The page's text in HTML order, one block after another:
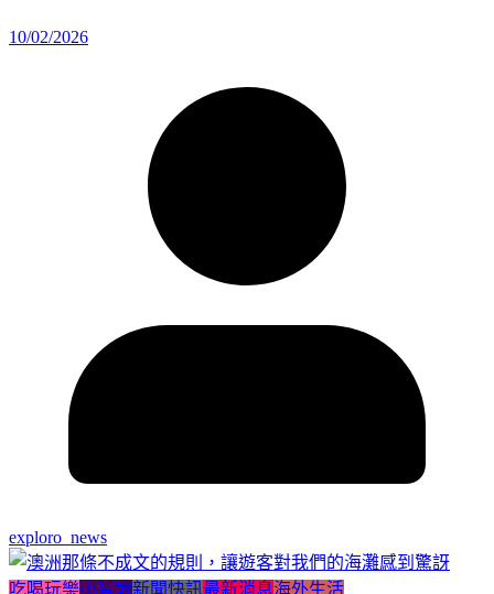
10/02/2026
exploro_news
吃喝玩樂小智識新聞快訊最新消息海外生活